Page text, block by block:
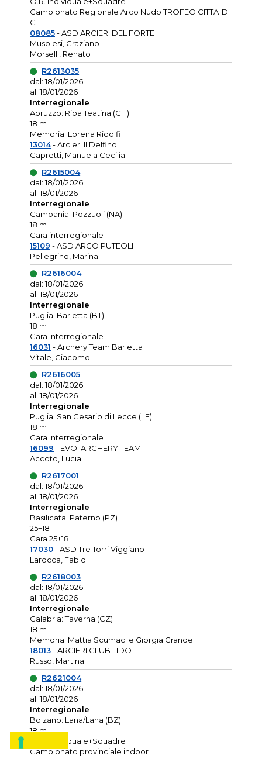
Campionato Regionale Arco Nudo TROFEO CITTA' DI
C
08085- ASD ARCIERI DEL FORTE
Musolesi, Graziano
Morselli, Renato
R2613035
dal: 18/01/2026
al: 18/01/2026
Interregionale
Abruzzo: Ripa Teatina (CH)
18 m
Memorial Lorena Ridolfi
13014- Arcieri Il Delfino
Capretti, Manuela Cecilia
R2615004
dal: 18/01/2026
al: 18/01/2026
Interregionale
Campania: Pozzuoli (NA)
18 m
Gara interregionale
15109 - ASD ARCO PUTEOLI
Pellegrino, Marina
R2616004
dal: 18/01/2026
al: 18/01/2026
Interregionale
Puglia: Barletta (BT)
18 m
Gara Interregionale
16031 - Archery Team Barletta
Vitale, Giacomo
R2616005
dal: 18/01/2026
al: 18/01/2026
Interregionale
Puglia: San Cesario di Lecce (LE)
18 m
Gara Interregionale
16099 - EVO' ARCHERY TEAM
Accoto, Lucia
R2617001
dal: 18/01/2026
al: 18/01/2026
Interregionale
Basilicata: Paterno (PZ)
25+18
Gara 25+18
17030- ASD Tre Torri Viggiano
Larocca, Fabio
R2618003
dal: 18/01/2026
al: 18/01/2026
Interregionale
Calabria: Taverna (CZ)
18 m
Memorial Mattia Scumaci e Giorgia Grande
18013- ARCIERI CLUB LIDO
Russo, Martina
R2621004
dal: 18/01/2026
al: 18/01/2026
Interregionale
Bolzano: Lana/Lana (BZ)
18 m
O.R. Individuale+Squadre
Campionato provinciale indoor